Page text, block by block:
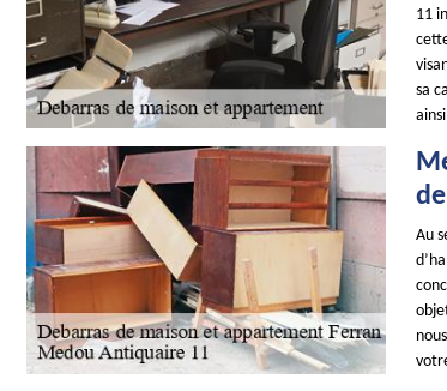
11
sa
Au